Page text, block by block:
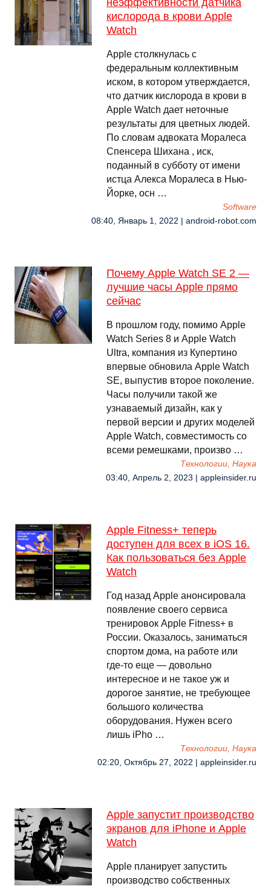
неэффективности датчика
кислорода в крови Apple
Watch
Apple столкнулась с
федеральным коллективным
иском, в котором утверждается,
что датчик кислорода в крови в
Apple Watch дает неточные
результаты для цветных людей.
По словам адвоката Моралеса
Спенсера Шихана , иск,
поданный в субботу от имени
истца Алекса Моралеса в Нью-
Йорке, осн …
Software
08:40, Январь 1, 2022 | android-robot.com
Почему Apple Watch SE 2 —
лучшие часы Apple прямо
сейчас
В прошлом году, помимо Apple
Watch Series 8 и Apple Watch
Ultra, компания из Купертино
впервые обновила Apple Watch
SE, выпустив второе поколение.
Часы получили такой же
узнаваемый дизайн, как у
первой версии и других моделей
Apple Watch, совместимость со
всеми ремешками, произво …
Технологии, Наука
03:40, Апрель 2, 2023 | appleinsider.ru
Apple Fitness+ теперь
доступен для всех в iOS 16.
Как пользоваться без Apple
Watch
Год назад Apple анонсировала
появление своего сервиса
тренировок Apple Fitness+ в
России. Оказалось, заниматься
спортом дома, на работе или
где-то еще — довольно
интересное и не такое уж и
дорогое занятие, не требующее
большого количества
оборудования. Нужен всего
лишь iPho …
Технологии, Наука
02:20, Октябрь 27, 2022 | appleinsider.ru
Apple запустит производство
экранов для iPhone и Apple
Watch
Apple планирует запустить
производство собственных